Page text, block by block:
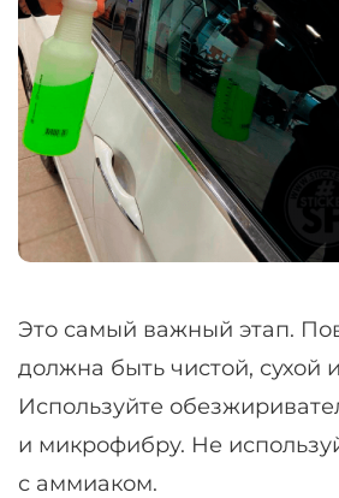
Это самый важный этап.
должна быть чистой, сухой
Используйте
и микрофибру. Не
с аммиаком.